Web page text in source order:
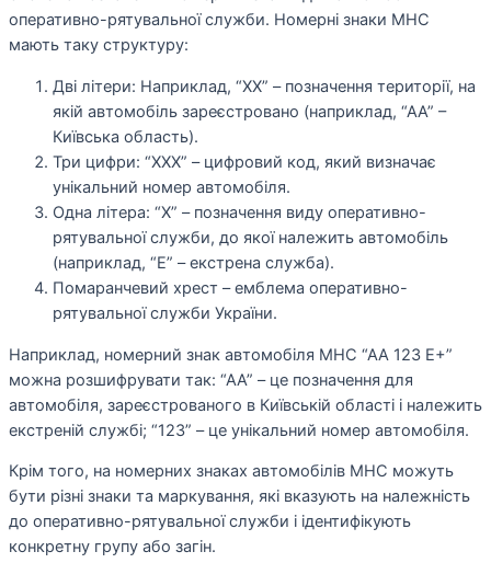
оперативно-рятувальної служби. Номерні знаки МНС
мають таку структуру:
Дві літери: Наприклад, “ХХ” – позначення території, на
якій автомобіль зареєстровано (наприклад, “АА” –
Київська область).
Три цифри: “ХХХ” – цифровий код, який визначає
унікальний номер автомобіля.
Одна літера: “Х” – позначення виду оперативно-
рятувальної служби, до якої належить автомобіль
(наприклад, “Е” – екстрена служба).
Помаранчевий хрест – емблема оперативно-
рятувальної служби України.
Наприклад, номерний знак автомобіля МНС “АА 123 Е+”
можна розшифрувати так: “АА” – це позначення для
автомобіля, зареєстрованого в Київській області і належить
екстреній службі; “123” – це унікальний номер автомобіля.
Крім того, на номерних знаках автомобілів МНС можуть
бути різні знаки та маркування, які вказують на належність
до оперативно-рятувальної служби і ідентифікують
конкретну групу або загін.